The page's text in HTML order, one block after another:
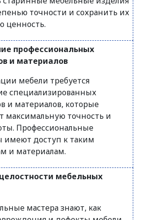
точности и сохранить их
ценность.
профессиональных
и материалов
мебели требуется
специализированных
и материалов, которые
максимальную точность и
Профессиональные
имеют доступ к таким
и материалам.
мебельных
мастера знают, как